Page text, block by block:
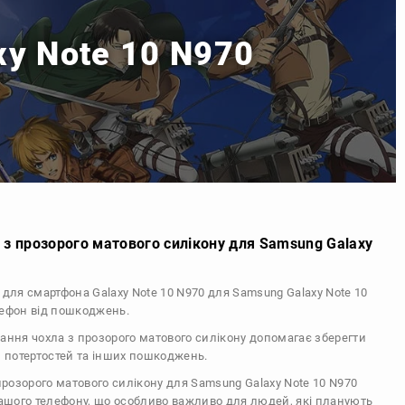
Note 10 N970
прозорого матового силікону для Samsung Galaxy
смартфона Galaxy Note 10 N970 для Samsung Galaxy Note 10
від пошкоджень.
чохла з прозорого матового силікону допомагає зберегти
та інших пошкоджень.
матового силікону для Samsung Galaxy Note 10 N970
телефону, що особливо важливо для людей, які планують